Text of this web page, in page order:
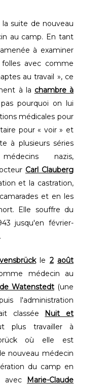
suite de nouveau
au camp. En tant
à examiner
avec comme
au travail », ce
à la chambre à
pourquoi on lui
médicales pour
pour « voir » et
à plusieurs séries
nazis,
Carl Clauberg
et la castration,
et en les
Elle souffre du
jusqu'en février-
le 2 août
médecin au
Watenstedt(une
l'administration
classée Nuit et
plus travailler à
où elle est
nouveau médecin
du camp en
avec
Marie-Claude